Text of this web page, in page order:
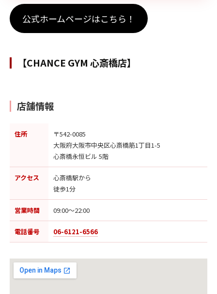
公式ホームページはこちら！
【CHANCE GYM 心斎橋店】
店舗情報
住所
〒542-0085
大阪府大阪市中央区心斎橋筋1丁目1-5
心斎橋永恒ビル 5階
アクセス
心斎橋駅から
徒歩1分
営業時間 09:00〜22:00
電話番号 06-6121-6566